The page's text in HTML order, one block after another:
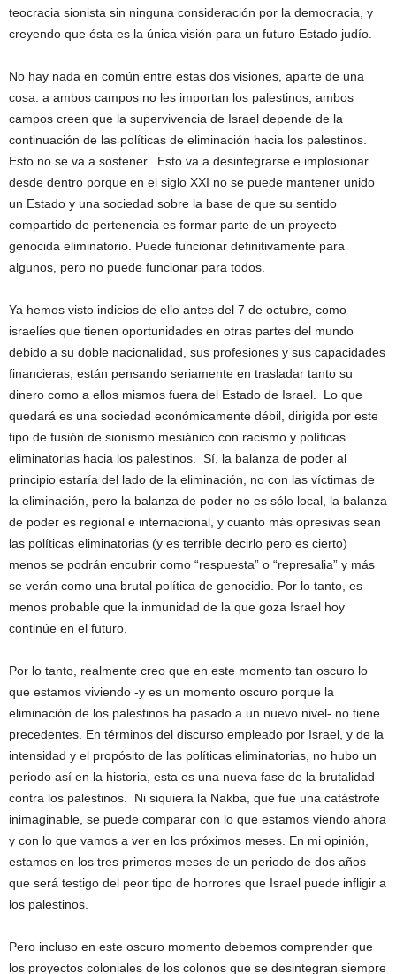
teocracia sionista sin ninguna consideración por la democracia, y
creyendo que ésta es la única visión para un futuro Estado judío.
No hay nada en común entre estas dos visiones, aparte de una
cosa: a ambos campos no les importan los palestinos, ambos
campos creen que la supervivencia de Israel depende de la
continuación de las políticas de eliminación hacia los palestinos.
Esto no se va a sostener. Esto va a desintegrarse e implosionar
desde dentro porque en el siglo XXI no se puede mantener unido
un Estado y una sociedad sobre la base de que su sentido
compartido de pertenencia es formar parte de un proyecto
genocida eliminatorio. Puede funcionar definitivamente para
algunos, pero no puede funcionar para todos.
Ya hemos visto indicios de ello antes del 7 de octubre, como
israelíes que tienen oportunidades en otras partes del mundo
debido a su doble nacionalidad, sus profesiones y sus capacidades
financieras, están pensando seriamente en trasladar tanto su
dinero como a ellos mismos fuera del Estado de Israel. Lo que
quedará es una sociedad económicamente débil, dirigida por este
tipo de fusión de sionismo mesiánico con racismo y políticas
eliminatorias hacia los palestinos. Sí, la balanza de poder al
principio estaría del lado de la eliminación, no con las víctimas de
la eliminación, pero la balanza de poder no es sólo local, la balanza
de poder es regional e internacional, y cuanto más opresivas sean
las políticas eliminatorias (y es terrible decirlo pero es cierto)
menos se podrán encubrir como “respuesta” o “represalia” y más
se verán como una brutal política de genocidio. Por lo tanto, es
menos probable que la inmunidad de la que goza Israel hoy
continúe en el futuro.
Por lo tanto, realmente creo que en este momento tan oscuro lo
que estamos viviendo -y es un momento oscuro porque la
eliminación de los palestinos ha pasado a un nuevo nivel- no tiene
precedentes. En términos del discurso empleado por Israel, y de la
intensidad y el propósito de las políticas eliminatorias, no hubo un
periodo así en la historia, esta es una nueva fase de la brutalidad
contra los palestinos. Ni siquiera la Nakba, que fue una catástrofe
inimaginable, se puede comparar con lo que estamos viendo ahora
y con lo que vamos a ver en los próximos meses. En mi opinión,
estamos en los tres primeros meses de un periodo de dos años
que será testigo del peor tipo de horrores que Israel puede infligir a
los palestinos.
Pero incluso en este oscuro momento debemos comprender que
los proyectos coloniales de los colonos que se desintegran siempre